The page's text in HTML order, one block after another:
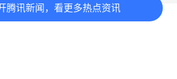
腾讯新闻，看更多热点资讯